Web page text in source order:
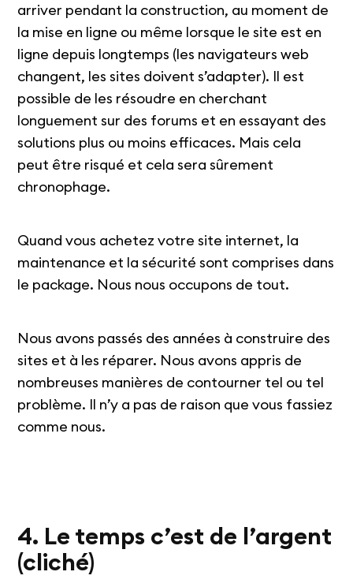
arriver pendant la construction, au moment de
la mise en ligne ou même lorsque le site est en
ligne depuis longtemps (les navigateurs web
changent, les sites doivent s’adapter). Il est
possible de les résoudre en cherchant
longuement sur des forums et en essayant des
solutions plus ou moins efficaces. Mais cela
peut être risqué et cela sera sûrement
chronophage.
Quand vous achetez votre site internet, la
maintenance et la sécurité sont comprises dans
le package. Nous nous occupons de tout.
Nous avons passés des années à construire des
sites et à les réparer. Nous avons appris de
nombreuses manières de contourner tel ou tel
problème. Il n’y a pas de raison que vous fassiez
comme nous.
4. Le temps c’est de l’argent
(cliché)